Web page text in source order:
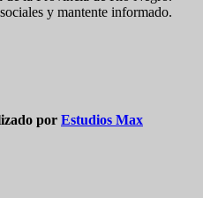
y mantente informado.
por Estudios Max